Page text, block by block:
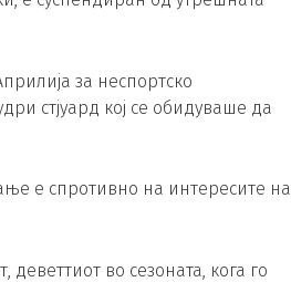
за неспортско
стјуард кој се обидуваше да
е спротивно на интересите на
во сезоната, кога го